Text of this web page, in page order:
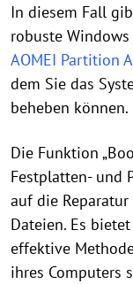
In diesem Fall
robuste
AOMEI Partition
dem Sie das
beheben können.
Die Funktion
Festplatten- und
auf die
Dateien. Es
effektive
ihres Computers